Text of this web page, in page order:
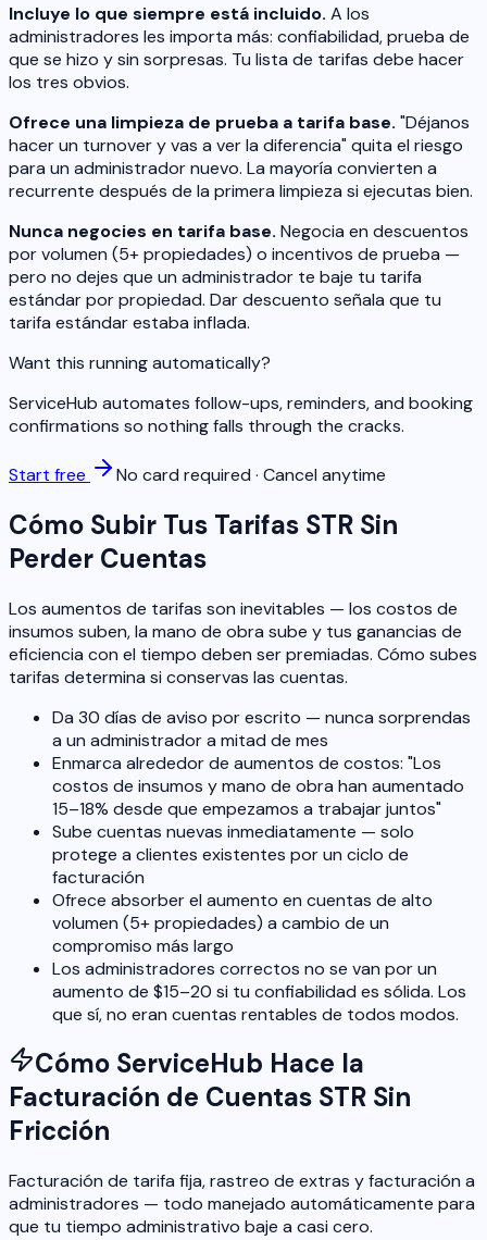
Incluye lo que siempre está incluido. A los
administradores les importa más: confiabilidad, prueba de
que se hizo y sin sorpresas. Tu lista de tarifas debe hacer
los tres obvios.
Ofrece una limpieza de prueba a tarifa base. "Déjanos
hacer un turnover y vas a ver la diferencia" quita el riesgo
para un administrador nuevo. La mayoría convierten a
recurrente después de la primera limpieza si ejecutas bien.
Nunca negocies en tarifa base. Negocia en descuentos
por volumen (5+ propiedades) o incentivos de prueba —
pero no dejes que un administrador te baje tu tarifa
estándar por propiedad. Dar descuento señala que tu
tarifa estándar estaba inflada.
Want this running automatically?
ServiceHub automates follow-ups, reminders, and booking
confirmations so nothing falls through the cracks.
Start free No card required · Cancel anytime
Cómo Subir Tus Tarifas STR Sin
Perder Cuentas
Los aumentos de tarifas son inevitables — los costos de
insumos suben, la mano de obra sube y tus ganancias de
eficiencia con el tiempo deben ser premiadas. Cómo subes
tarifas determina si conservas las cuentas.
Da 30 días de aviso por escrito — nunca sorprendas
a un administrador a mitad de mes
Enmarca alrededor de aumentos de costos: "Los
costos de insumos y mano de obra han aumentado
15–18% desde que empezamos a trabajar juntos"
Sube cuentas nuevas inmediatamente — solo
protege a clientes existentes por un ciclo de
facturación
Ofrece absorber el aumento en cuentas de alto
volumen (5+ propiedades) a cambio de un
compromiso más largo
Los administradores correctos no se van por un
aumento de $15–20 si tu confiabilidad es sólida. Los
que sí, no eran cuentas rentables de todos modos.
Cómo ServiceHub Hace la
Facturación de Cuentas STR Sin
Fricción
Facturación de tarifa fija, rastreo de extras y facturación a
administradores — todo manejado automáticamente para
que tu tiempo administrativo baje a casi cero.